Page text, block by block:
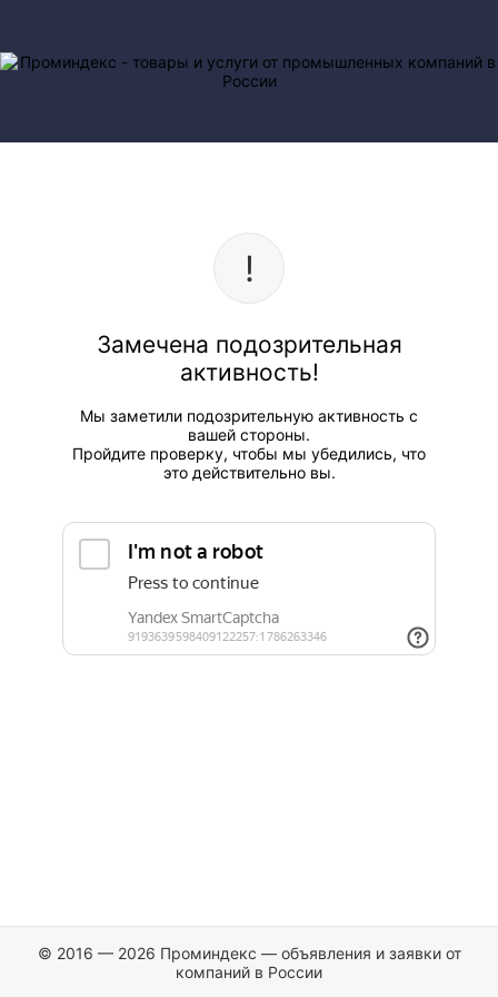
Замечена подозрительная
активность!
Мы заметили подозрительную активность с
вашей стороны.
Пройдите проверку, чтобы мы убедились, что
это действительно вы.
© 2016 — 2026 Проминдекс — объявления и заявки от
компаний в России